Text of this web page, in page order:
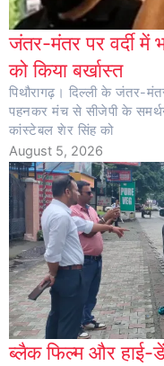
जंतर-मंतर पर वर्दी में
को किया बर्खास्त
पिथौरागढ़। दिल्ली के जंतर-
पहनकर मंच से सीजेपी के
कांस्टेबल शेर सिंह को
August 5, 2026
ब्लैक फिल्म और हाई-